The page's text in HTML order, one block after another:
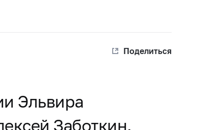
Поделиться
Эльвира
Заботкин.